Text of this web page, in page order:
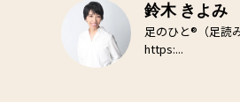
鈴木 きよみ
足のひと®（足読
https:...